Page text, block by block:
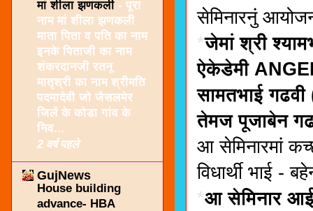
सेमिनारनुं
*जेमां श्री
ऐकेडेमी
सामतभाई
तेमज पूजाबेन
आ सेमिनारमां
विधार्थी भाई -
*आ सेमिनार
मां शीला झणकली - पूरा
नाम मां शीला झणकली
माता पिता व पति का नाम
इनके पिताजी का नाम
शंकरदानजी रतनू
मातृश्री का नाम श्रीमति
पदमादेवी जो जैसलमेर
जिलें के कोडा गांव के
निव...
2 वर्ष पहले
GujNews
House building
advance- HBA